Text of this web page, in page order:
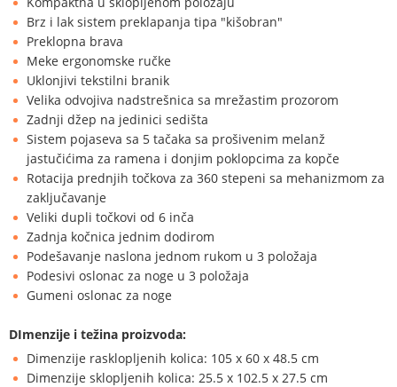
Brz i lak sistem preklapanja tipa "kišobran"
Preklopna brava
Meke ergonomske ručke
Uklonjivi tekstilni branik
Velika odvojiva nadstrešnica sa mrežastim prozorom
Zadnji džep na jedinici sedišta
Sistem pojaseva sa 5 tačaka sa prošivenim melanž
jastučićima za ramena i donjim poklopcima za kopče
Rotacija prednjih točkova za 360 stepeni sa mehanizmom za
zaključavanje
Veliki dupli točkovi od 6 inča
Zadnja kočnica jednim dodirom
Podešavanje naslona jednom rukom u 3 položaja
Podesivi oslonac za noge u 3 položaja
Gumeni oslonac za noge
DImenzije i težina proizvoda:
Dimenzije rasklopljenih kolica: 105 x 60 x 48.5 cm
Dimenzije sklopljenih kolica: 25.5 x 102.5 x 27.5 cm